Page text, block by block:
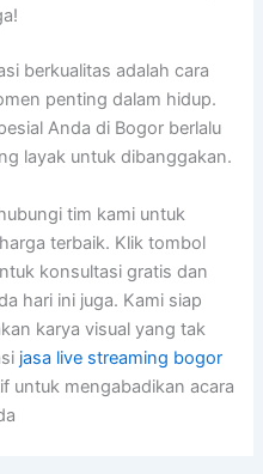
berkualitas adalah cara
penting dalam hidup.
Anda di Bogor berlalu
layak untuk dibanggakan.
tim kami untuk
terbaik. Klik tombol
konsultasi gratis dan
hari ini juga. Kami siap
karya visual yang tak
jasa live streaming bogor
untuk mengabadikan acara